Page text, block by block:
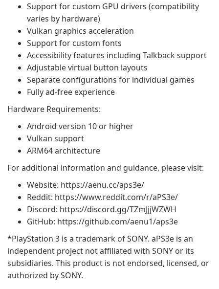
Support for custom GPU drivers (compatibility
varies by hardware)
Vulkan graphics acceleration
Support for custom fonts
Accessibility features including Talkback support
Adjustable virtual button layouts
Separate configurations for individual games
Fully ad-free experience
Hardware Requirements:
Android version 10 or higher
Vulkan support
ARM64 architecture
For additional information and guidance, please visit:
Website: https://aenu.cc/aps3e/
Reddit: https://www.reddit.com/r/aPS3e/
Discord: https://discord.gg/TZmJjjWZWH
GitHub: https://github.com/aenu1/aps3e
*PlayStation 3 is a trademark of SONY. aPS3e is an
independent project not affiliated with SONY or its
subsidiaries. This product is not endorsed, licensed, or
authorized by SONY.